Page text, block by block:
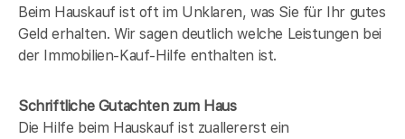
Beim Hauskauf ist oft im Unklaren, was Sie für Ihr gutes
Geld erhalten. Wir sagen deutlich welche Leistungen bei
der Immobilien-Kauf-Hilfe enthalten ist.
Schriftliche Gutachten zum Haus
Die Hilfe beim Hauskauf ist zuallererst ein